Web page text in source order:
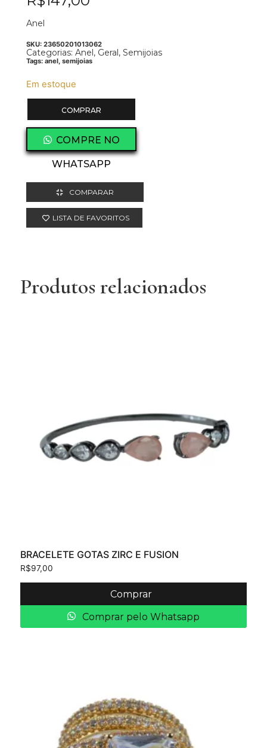
Anel
SKU: 23650201013062
Categorias: Anel, Geral, Semijoias
Tags: anel, semijoias
Em estoque
COMPRAR
COMPRE NO
WHATSAPP
COMPARAR
LISTA DE FAVORITOS
Produtos relacionados
BRACELETE GOTAS ZIRC E FUSION
R$97,00
Comprar
Comprar pelo Whatsapp